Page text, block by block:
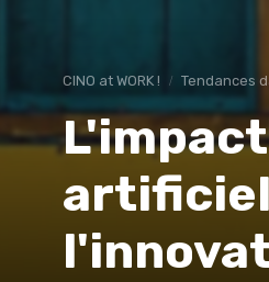
CINO at WORK ! Tendances